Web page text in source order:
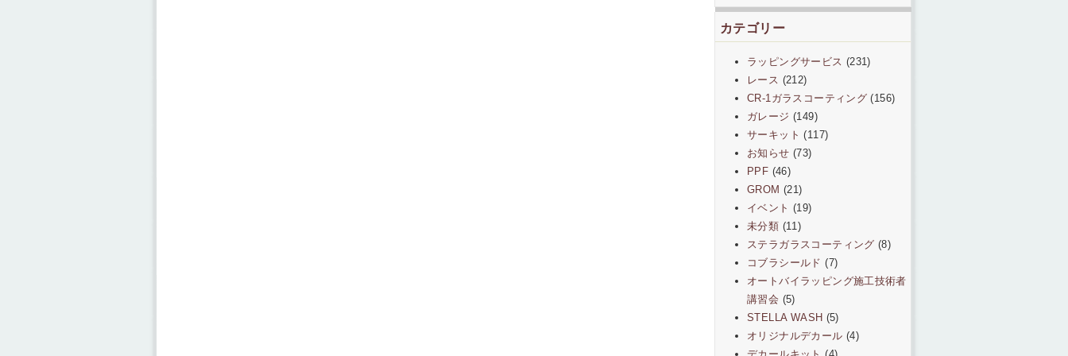
カテゴリー
ラッピングサービス (231)
レース (212)
CR-1ガラスコーティング (156)
ガレージ (149)
サーキット (117)
お知らせ (73)
PPF (46)
GROM (21)
イベント (19)
未分類 (11)
ステラガラスコーティング (8)
コブラシールド (7)
オートバイラッピング施工技術者
講習会 (5)
STELLA WASH (5)
オリジナルデカール (4)